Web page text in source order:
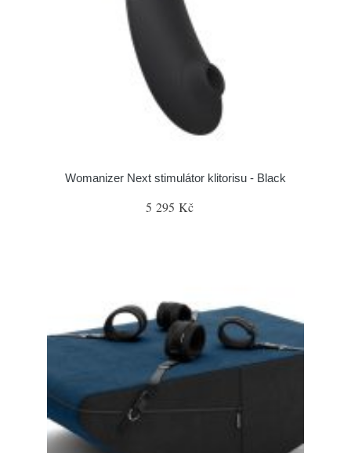
Womanizer Next stimulátor klitorisu - Black
5 295 Kč